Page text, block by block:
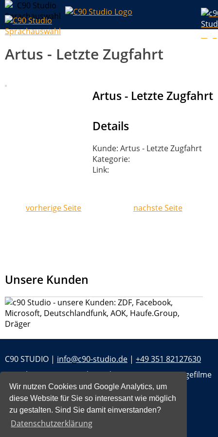
Wir nutzen Cookies und Google Analytics, um
diese Website für Sie so interessant wie möglich
zu gestalten. Sind Sie damit einverstanden?
Datenschutzerklärung
Artus - Letzte Zugfahrt
Artus - Letzte Zugfahrt
Details
Kunde: Artus - Letzte Zugfahrt
Kategorie:
Link:
vorherige Seite nachste Seite
Unsere Kunden
C90 STUDIO | info@c90-studio.de | +49 351 82127630
Sprecheragentur - Audioguides - E-Learning - Imagefilme
- Synchronisation - Podcast
Impressum
Datenschutz